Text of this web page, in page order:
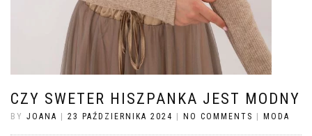
CZY SWETER HISZPANKA JEST MODNY
BY JOANA | 23 PAŹDZIERNIKA 2024 | NO COMMENTS | MODA